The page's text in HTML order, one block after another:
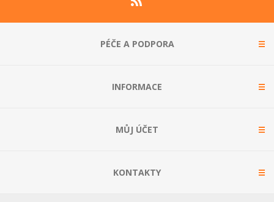
PÉČE A PODPORA
INFORMACE
MŮJ ÚČET
KONTAKTY